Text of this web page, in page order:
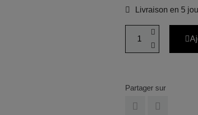
Livraison en 5
Partager sur